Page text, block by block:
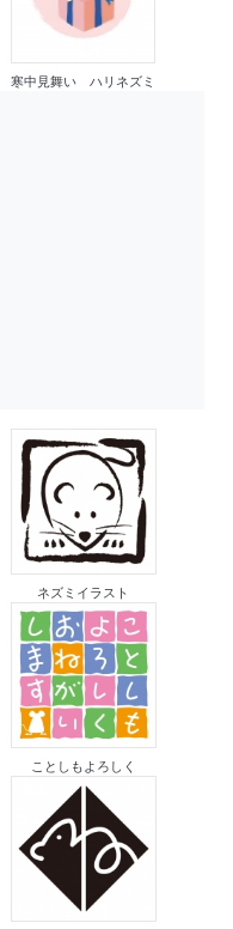
寒中見舞い ハリネズミ
ネズミイラスト
ことしもよろしく